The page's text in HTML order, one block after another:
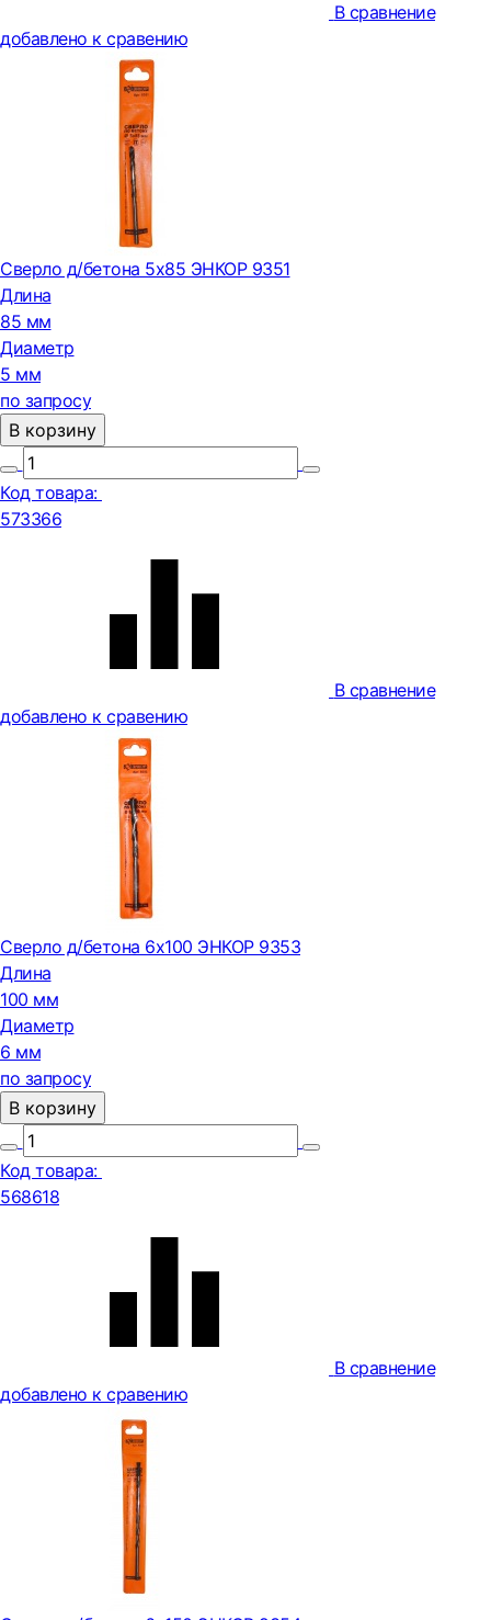
В сравнение
добавлено к сравению
Сверло д/бетона 5х85 ЭНКОР 9351
Длина
85 мм
Диаметр
5 мм
по запросу
В корзину
Код товара:
573366
В сравнение
добавлено к сравению
Сверло д/бетона 6х100 ЭНКОР 9353
Длина
100 мм
Диаметр
6 мм
по запросу
В корзину
Код товара:
568618
В сравнение
добавлено к сравению